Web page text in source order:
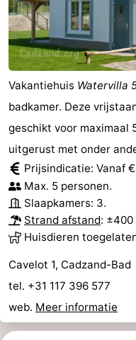
Contact
Vakantiehuis Watervilla
badkamer. Deze
geschikt voor maximaal
uitgerust met onder
Prijsindicatie: Vanaf
Max. 5 personen.
Slaapkamers: 3.
Strand afstand: ±400
Huisdieren
Cavelot 1, Cadzand-Bad
tel. +31 117 396 577
web. Meer informatie